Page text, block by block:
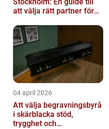
att välja rätt partner för
04 april 2026
Att välja begravningsbyrå
i skärblacka stöd,
trygghet och